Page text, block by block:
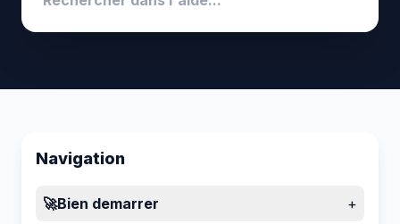
Navigation
🚀Bien demarrer +